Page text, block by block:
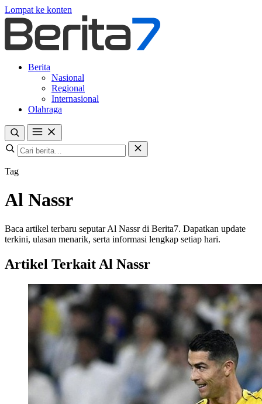
Lompat ke konten
Berita
Nasional
Regional
Internasional
Olahraga
Tag
Al Nassr
Baca artikel terbaru seputar Al Nassr di Berita7. Dapatkan update
terkini, ulasan menarik, serta informasi lengkap setiap hari.
Artikel Terkait Al Nassr